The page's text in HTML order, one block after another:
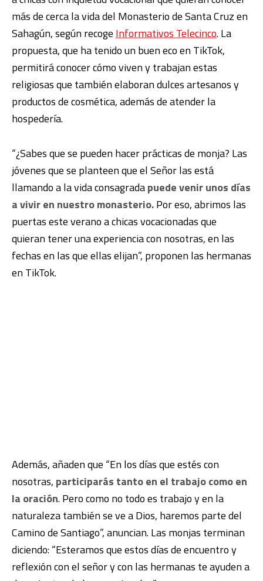
más de cerca la vida del Monasterio de Santa Cruz en
Sahagún, según recoge Informativos Telecinco. La
propuesta, que ha tenido un buen eco en TikTok,
permitirá conocer cómo viven y trabajan estas
religiosas que también elaboran dulces artesanos y
productos de cosmética, además de atender la
hospedería.
“¿Sabes que se pueden hacer prácticas de monja? Las
jóvenes que se planteen que el Señor las está
llamando a la vida consagradapuede venir unos días
a vivir en nuestro monasterio.Por eso, abrimos las
puertas este verano a chicas vocacionadas que
quieran tener una experiencia con nosotras, en las
fechas en las que ellas elijan”, proponen las hermanas
en TikTok.
Además, añaden que “En los días que estés con
nosotras, participarás tanto en el trabajo como en
la oración. Pero como no todo es trabajo y en la
naturaleza también se ve a Dios, haremos parte del
Camino de Santiago”, anuncian. Las monjas terminan
diciendo: “Esteramos que estos días de encuentro y
reflexión con el señor y con las hermanas te ayuden a